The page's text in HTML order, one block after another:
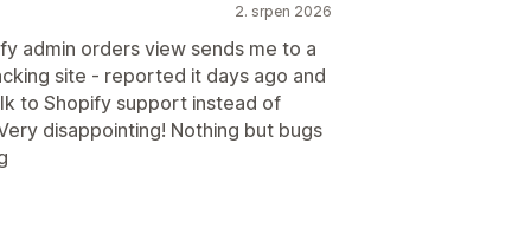
2. srpen 2026
admin orders view sends me to a
site - reported it days ago and
to Shopify support instead of
disappointing! Nothing but bugs